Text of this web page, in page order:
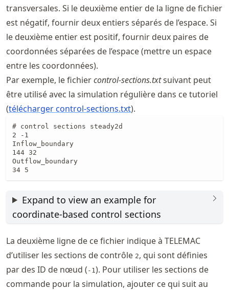
transversales. Si le deuxième entier de la ligne de fichier
est négatif, fournir deux entiers séparés de l’espace. Si
le deuxième entier est positif, fournir deux paires de
coordonnées séparées de l’espace (mettre un espace
entre les coordonnées).
Par exemple, le fichiercontrol-sections.txtsuivant peut
être utilisé avec la simulation régulière dans ce tutoriel
(télécharger control-sections.txt).
# control sections steady2d
2 -1
Inflow_boundary
144 32
Outflow_boundary
34 5
Expand to view an example for
coordinate-based control sections
La deuxième ligne de ce fichier indique à TELEMAC
d’utiliser les sections de contrôle 2, qui sont définies
par des ID de nœud ( -1 ). Pour utiliser les sections de
commande pour la simulation, ajouter ce qui suit au